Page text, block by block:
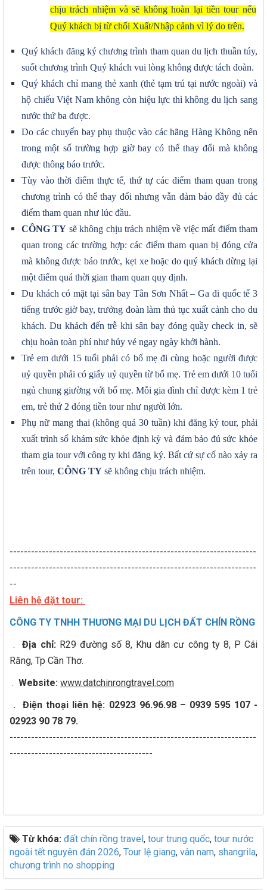
chịu trách nhiệm và sẽ không hoàn lại tiền tour nếu
Quý khách bị từ chối Xuất/Nhập cảnh vì lý do trên.
Quý khách đăng ký chương trình tham quan du lịch thuần túy,
suốt chương trình Quý khách vui lòng không được tách đoàn.
Quý khách chỉ mang thẻ xanh (thẻ tạm trú tại nước ngoài) và
hộ chiếu Việt Nam không còn hiệu lực thì không du lịch sang
nước thứ ba được.
Do các chuyến bay phụ thuộc vào các hãng Hàng Không nên
trong một số trường hợp giờ bay có thể thay đổi mà không
được thông báo trước.
Tùy vào thời điểm thực tế, thứ tự các điểm tham quan trong
chương trình có thể thay đổi nhưng vẫn đảm bảo đầy đủ các
điểm tham quan như lúc đầu.
CÔNG TY sẽ không chịu trách nhiệm về việc mất điểm tham
quan trong các trường hợp: các điểm tham quan bị đóng cửa
mà không được báo trước, kẹt xe hoặc do quý khách dừng lại
một điểm quá thời gian tham quan quy định.
Du khách có mặt tại sân bay Tân Sơn Nhất – Ga đi quốc tế 3
tiếng trước giờ bay, trưởng đoàn làm thủ tục xuất cảnh cho du
khách. Du khách đến trễ khi sân bay đóng quầy check in, sẽ
chịu hoàn toàn phí như hủy vé ngay ngày khởi hành.
Trẻ em dưới 15 tuổi phải có bố mẹ đi cùng hoặc người được
uỷ quyền phải có giấy uỷ quyền từ bố mẹ. Trẻ em dưới 10 tuổi
ngủ chung giường với bố mẹ. Mỗi gia đình chỉ được kèm 1 trẻ
em, trẻ thứ 2 đóng tiền tour như người lớn.
Phụ nữ mang thai (không quá 30 tuần) khi đăng ký tour, phải
xuất trình sổ khám sức khỏe định kỳ và đảm bảo đủ sức khỏe
tham gia tour với công ty khi đăng ký. Bất cứ sự cố nào xảy ra
trên tour, CÔNG TY sẽ không chịu trách nhiệm.
---------------------------------------------------------------------
---------------------------------------------------------------------
--
Liên hệ đặt tour:
CÔNG TY TNHH THƯƠNG MẠI DU LỊCH ĐẤT CHÍN RỒNG
.Địa chỉ:R29 đường số 8, Khu dân cư công ty 8, P Cái
Răng, Tp Cần Thơ.
. Website: www.datchinrongtravel.com
.
Điện thoại liên hệ: 02923 96.96.98 – 0939 595 107 -
02923 90 78 79.
---------------------------------------------------------------------
----------------------------------------
Từ khóa: đất chín rồng travel, tour trung quốc, tour nước
ngoài tết nguyên đán 2026, Tour lệ giang, vân nam, shangrila,
chương trình no shopping